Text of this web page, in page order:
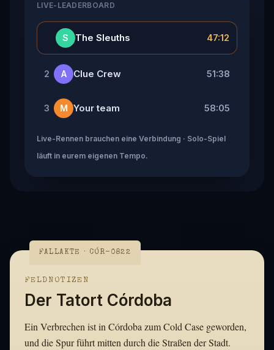
LIVE-LEADERBOARD
S The Sleuths 47:12
2 A Clue Crew 51:38
3 M Your team 58:05
Live-Rennen brauchen eine Verbindung · Solo-Spiel
läuft in eurem eigenen Tempo.
FALLAKTE · CÓR-0822
FELDNOTIZEN
Der Tatort Córdoba
Ein Verbrechen ist in Córdoba zum Cold Case geworden,
und die Spur führt mitten durch die Straßen der Stadt.